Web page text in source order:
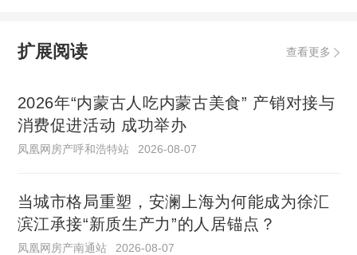
扩展阅读 查看更多
2026年“内蒙古人吃内蒙古美食” 产销对接与
消费促进活动 成功举办
凤凰网房产呼和浩特站 2026-08-07
当城市格局重塑，安澜上海为何能成为徐汇
滨江承接“新质生产力”的人居锚点？
凤凰网房产南通站 2026-08-07